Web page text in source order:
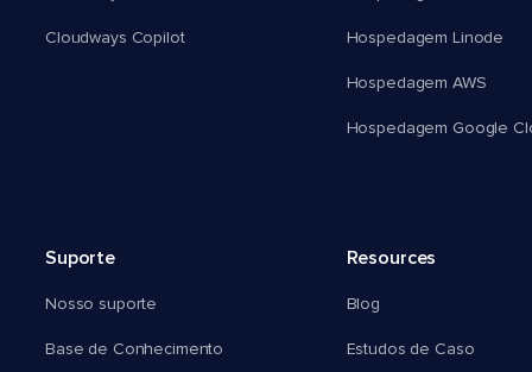
Cloudways Copilot Hospedagem Linode
Hospedagem AWS
Hospedagem Google
Suporte
Nosso suporte
Base de Conhecimento
Resources
Blog
Estudos de Caso